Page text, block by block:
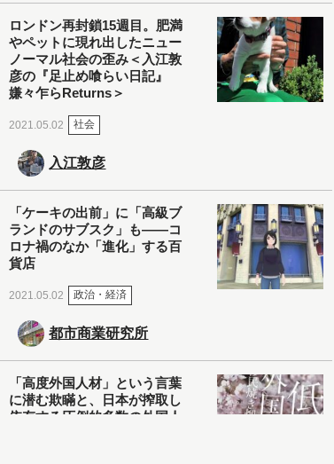
ロンドン再封鎖15週目。肥満
やペットに現れ出したニュー
ノーマル社会の歪み＜入江敦
彦の『足止め喰らい日記』
嫌々乍らReturns＞
2021.05.02 社会
入江敦彦
「ケーキの出前」に「高級ブ
ランドのサブスク」も――コ
ロナ禍のなか「進化」する百
貨店
2021.05.02 政治・経済
都市商業研究所
「高度外国人材」という言葉
に潜む欺瞞と、日本が搾取し
依存する圧倒的多数の外国人